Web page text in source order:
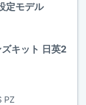
定モデル
キット 日英2
PZ